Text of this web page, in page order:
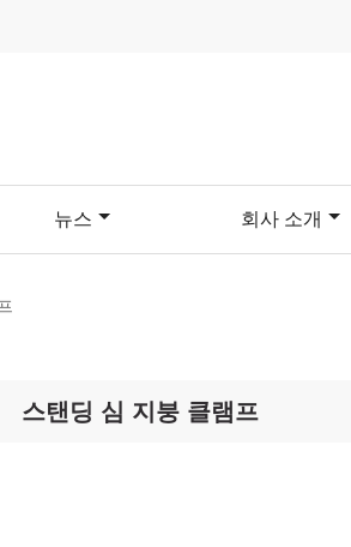
뉴스 회사 소개
스탠딩 심 지붕 클램프